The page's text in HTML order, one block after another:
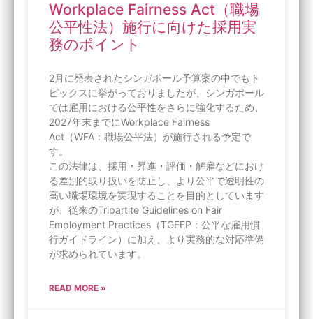
Workplace Fairness Act（職場
公平性法）施行に向けた採用実
務のポイント
2月に発表されたシンガポール予算案の中でもト
ピックスに挙がっておりましたが、シンガポール
では雇用における公平性をさらに強化するため、
2027年末までにWorkplace Fairness
Act（WFA：職場公平法）が施行される予定で
す。
この法律は、採用・昇進・評価・解雇などにおけ
る差別的取り扱いを防止し、より公平で透明性の
高い職場環境を実現することを目的としています
が、従来のTripartite Guidelines on Fair
Employment Practices（TGFEP：公平な雇用慣
行ガイドライン）に加え、より実務的な対応準備
が求められています。
READ MORE »